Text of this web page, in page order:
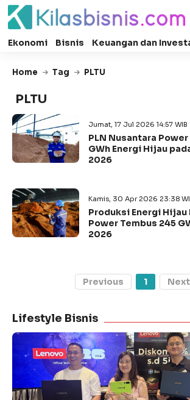
Ekonomi Bisnis Keuangan dan
Home Tag PLTU
PLTU
Jumat, 17 Jul 2026 14:57 WIB
PLN Nusantara
GWh Energi Hijau
2026
Kamis, 30 Apr 2026 23:38
Produksi Energi Hijau
Power Tembus 245
2026
Previous 1 Next
Lifestyle Bisnis